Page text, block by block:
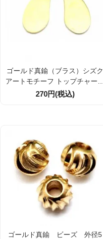
ゴールド真鍮（ブラス）シズク
アートモチーフ トップチャーム
パーツ 28ｍｍ 2個／10個割引
270円(税込)
ゴールド真鍮 ビーズ 外径5